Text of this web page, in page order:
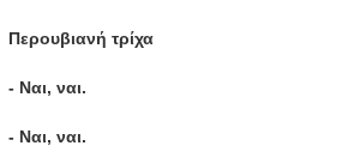
Περουβιανή τρίχα
- Ναι, ναι.
- Ναι, ναι.